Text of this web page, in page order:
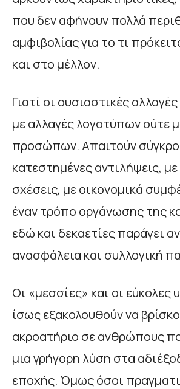
που δεν αφήνουν πολλά
αμφιβολίας για το τι
και στο μέλλον.
Γιατί οι ουσιαστικές
με αλλαγές λογοτύπων ούτε
προσώπων. Απαιτούν
κατεστημένες αντιλήψεις,
σχέσεις, με οικονομικά
έναν τρόπο οργάνωσης της
εδώ και δεκαετίες παράγει
ανασφάλεια και συλλογική
Οι «μεσσίες» και οι εύκολες
ίσως εξακολουθούν να
ακροατήριο σε ανθρώπους
μια γρήγορη λύση στα
εποχής. Όμως όσοι